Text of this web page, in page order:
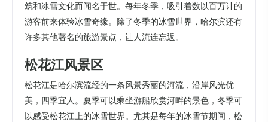
筑和冰雪文化而闻名于世。每年冬季，吸引着数以百万计的
游客前来体验冰雪奇缘。除了冬季的冰雪世界，哈尔滨还有
许多其他著名的旅游景点，让人流连忘返。
松花江风景区
松花江是哈尔滨流经的一条风景秀丽的河流，沿岸风光优
美，四季宜人。夏季可以乘坐游船欣赏河畔的景色，冬季可
以感受松花江上的冰雪世界。尤其是每年的冰雪节期间，松